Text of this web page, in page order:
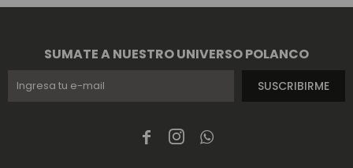
  
SUMATE A NUESTRO UNIVERSO POLANCO
SUSCRIBIRME